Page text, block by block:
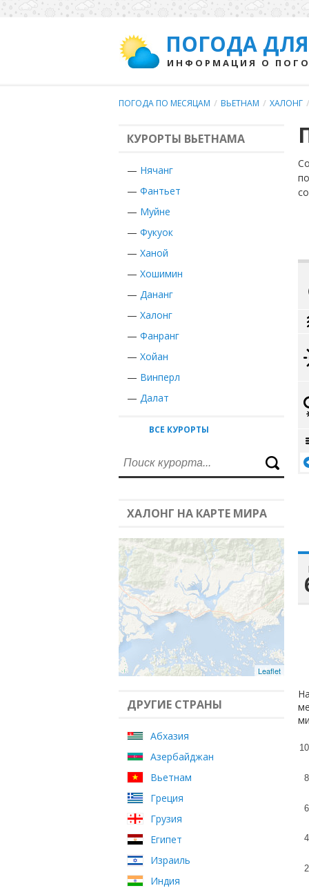
ПОГОДА
ИНФОРМАЦИЯ О
ПОГОДА ПО МЕСЯЦАМ / ВЬЕТНАМ / ХАЛОНГ /
КУРОРТЫ ВЬЕТНАМА
— Нячанг
— Фантьет
— Муйне
— Фукуок
— Ханой
— Хошимин
— Дананг
— Халонг
— Фанранг
— Хойан
— Винперл
— Далат
ВСЕ КУРОРТЫ
ХАЛОНГ НА КАРТЕ МИРА
Leaflet
ДРУГИЕ СТРАНЫ
Абхазия
Азербайджан
Вьетнам
Греция
Грузия
Египет
Израиль
Индия